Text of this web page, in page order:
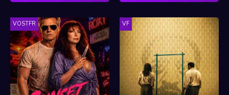
VOSTFR VF